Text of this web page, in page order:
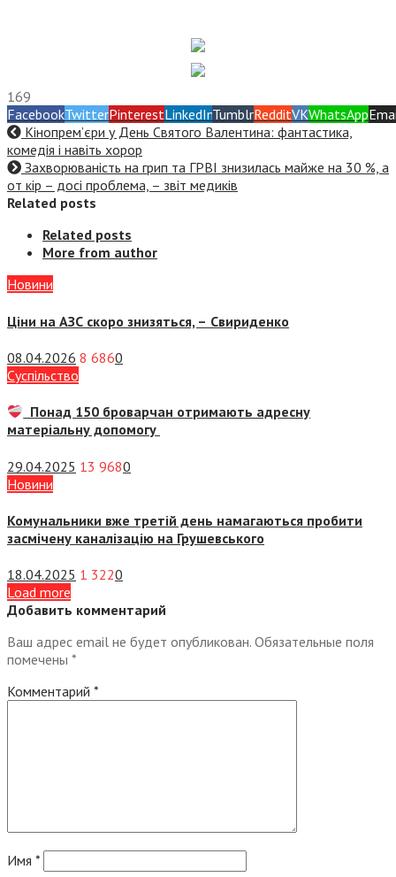
169
FacebookTwitterPinterestLinkedInTumblrRedditVKWhatsApp
Кінопрем’єри у День Святого Валентина: фантастика,
комедія і навіть хорор
Захворюваність на грип та ГРВІ знизилась майже на 30 %, а
от кір – досі проблема, – звіт медиків
Related posts
Related posts
More from author
Новини
Ціни на АЗС скоро знизяться, – Свириденко
08.04.2026 8 6860
Суспiльство
Понад 150 броварчан отримають адресну
матеріальну допомогу
29.04.2025 13 9680
Новини
Комунальники вже третій день намагаються пробити
засмічену каналізацію на Грушевського
18.04.2025 1 3220
Load more
Добавить комментарий
Ваш адрес email не будет опубликован. Обязательные поля
помечены *
Комментарий *
Имя *